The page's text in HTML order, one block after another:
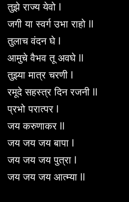
तुझे राज्य येवो l
जगी या स्वर्ग उभा राहो ll
तुलाच वंदन घे l
आमुचे वैभव तू अवघे ll
तुझ्या मात्र चरणी l
रमूदे सहस्त्र दिन रजनी ll
प्रभो परात्पर l
जय करुणाकर ll
जय जय जय बापा l
जय जय जय पुत्रा l
जय जय जय आत्म्या ll